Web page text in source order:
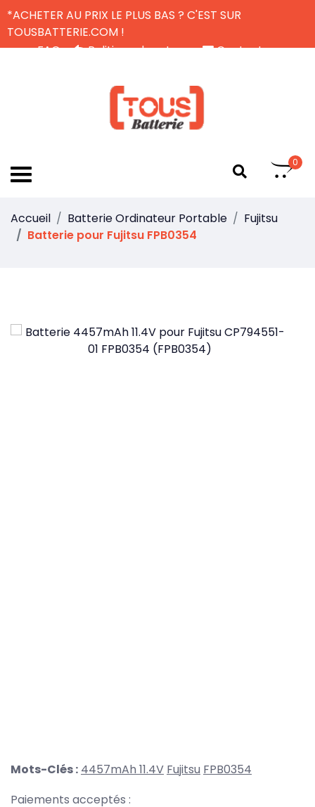
*ACHETER AU PRIX LE PLUS BAS ? C'EST SUR
TOUSBATTERIE.COM !
FAQ
Politique de retour
Contactez-nous
0
Accueil Batterie Ordinateur Portable
Fujitsu
Batterie pour Fujitsu FPB0354
Mots-Clés : 4457mAh 11.4V Fujitsu FPB0354
Paiements acceptés :